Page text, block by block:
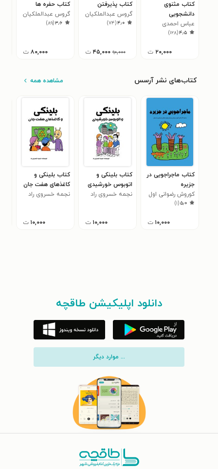
کتاب مثنوی
دانشجویی
عباس احمدی
۴٫۵(۱۲۸)
۲۰,۰۰۰ ت
کتاب پذیرفتن
گروس عبدالملکیان
۴٫۰(۷۴)
۹۰,۰۰۰ ۴۵,۰۰۰ ت
کتاب حفره ها
گروس عبدالملکیان
۳٫۶(۸۹)
۸۰,۰۰۰ ت
کتاب‌های نشر آرسس مشاهده همه
کتاب ماجراجویی در
جزیره
کوروش رضوانی اول
۵٫۰(۱)
۱۰,۰۰۰ ت
کتاب بلینکی و
اتوبوس خورشیدی
نجمه خسروی راد
۱۰,۰۰۰ ت
کتاب بلینکی و
کاغذهای هفت جان
نجمه خسروی راد
۱۰,۰۰۰ ت
دانلود اپلیکیشن طاقچه
... موارد دیگر